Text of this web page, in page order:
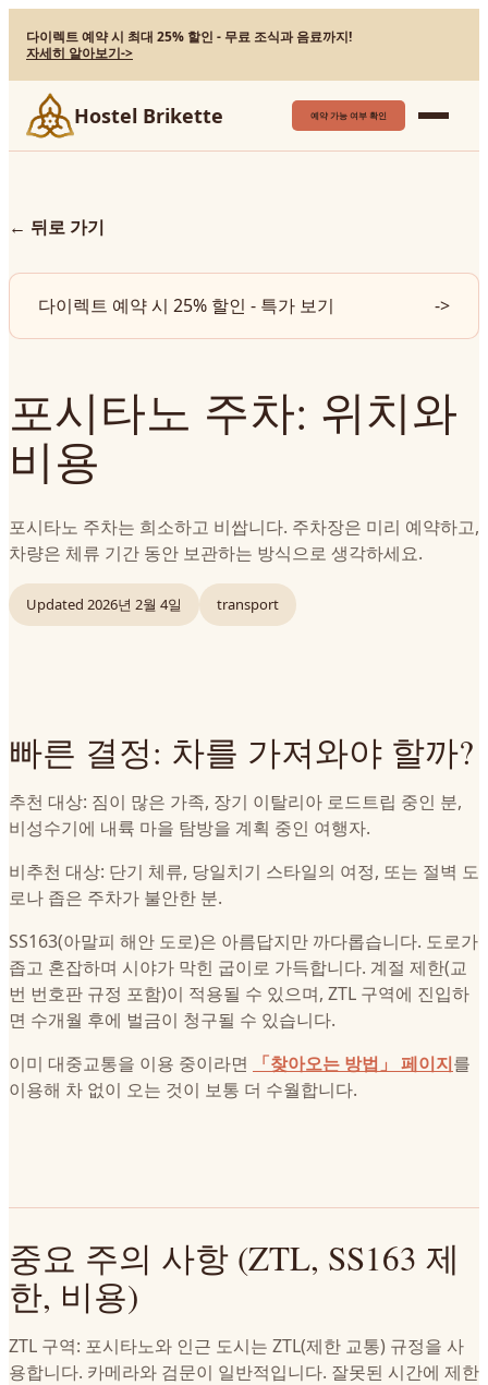
다이렉트 예약 시 최대 25% 할인 - 무료 조식과 음료까지!
자세히 알아보기->
Hostel Brikette 예약 가능 여부 확인
← 뒤로 가기
다이렉트 예약 시 25% 할인 - 특가 보기 ->
포시타노 주차: 위치와
비용
포시타노 주차는 희소하고 비쌉니다. 주차장은 미리 예약하고,
차량은 체류 기간 동안 보관하는 방식으로 생각하세요.
Updated 2026년 2월 4일 transport
빠른 결정: 차를 가져와야 할까?
추천 대상: 짐이 많은 가족, 장기 이탈리아 로드트립 중인 분,
비성수기에 내륙 마을 탐방을 계획 중인 여행자.
비추천 대상: 단기 체류, 당일치기 스타일의 여정, 또는 절벽 도
로나 좁은 주차가 불안한 분.
SS163(아말피 해안 도로)은 아름답지만 까다롭습니다. 도로가
좁고 혼잡하며 시야가 막힌 굽이로 가득합니다. 계절 제한(교
번 번호판 규정 포함)이 적용될 수 있으며, ZTL 구역에 진입하
면 수개월 후에 벌금이 청구될 수 있습니다.
이미 대중교통을 이용 중이라면
「찾아오는 방법」 페이지를
이용해 차 없이 오는 것이 보통 더 수월합니다.
중요 주의 사항 (ZTL, SS163 제
한, 비용)
ZTL 구역: 포시타노와 인근 도시는 ZTL(제한 교통) 규정을 사
용합니다. 카메라와 검문이 일반적입니다. 잘못된 시간에 제한